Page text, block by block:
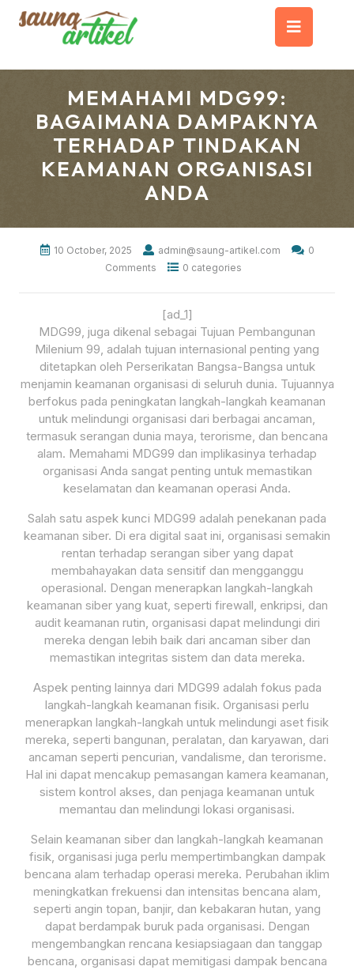
MEMAHAMI MDG99:
BAGAIMANA DAMPAKNYA
TERHADAP TINDAKAN
KEAMANAN ORGANISASI
ANDA
10 October, 2025 admin@saung-artikel.com
0
Comments
0 categories
[ad_1]
MDG99, juga dikenal sebagai Tujuan Pembangunan
Milenium 99, adalah tujuan internasional penting yang
ditetapkan oleh Perserikatan Bangsa-Bangsa untuk
menjamin keamanan organisasi di seluruh dunia. Tujuannya
berfokus pada peningkatan langkah-langkah keamanan
untuk melindungi organisasi dari berbagai ancaman,
termasuk serangan dunia maya, terorisme, dan bencana
alam. Memahami MDG99 dan implikasinya terhadap
organisasi Anda sangat penting untuk memastikan
keselamatan dan keamanan operasi Anda.
Salah satu aspek kunci MDG99 adalah penekanan pada
keamanan siber. Di era digital saat ini, organisasi semakin
rentan terhadap serangan siber yang dapat
membahayakan data sensitif dan mengganggu
operasional. Dengan menerapkan langkah-langkah
keamanan siber yang kuat, seperti firewall, enkripsi, dan
audit keamanan rutin, organisasi dapat melindungi diri
mereka dengan lebih baik dari ancaman siber dan
memastikan integritas sistem dan data mereka.
Aspek penting lainnya dari MDG99 adalah fokus pada
langkah-langkah keamanan fisik. Organisasi perlu
menerapkan langkah-langkah untuk melindungi aset fisik
mereka, seperti bangunan, peralatan, dan karyawan, dari
ancaman seperti pencurian, vandalisme, dan terorisme.
Hal ini dapat mencakup pemasangan kamera keamanan,
sistem kontrol akses, dan penjaga keamanan untuk
memantau dan melindungi lokasi organisasi.
Selain keamanan siber dan langkah-langkah keamanan
fisik, organisasi juga perlu mempertimbangkan dampak
bencana alam terhadap operasi mereka. Perubahan iklim
meningkatkan frekuensi dan intensitas bencana alam,
seperti angin topan, banjir, dan kebakaran hutan, yang
dapat berdampak buruk pada organisasi. Dengan
mengembangkan rencana kesiapsiagaan dan tanggap
bencana, organisasi dapat memitigasi dampak bencana